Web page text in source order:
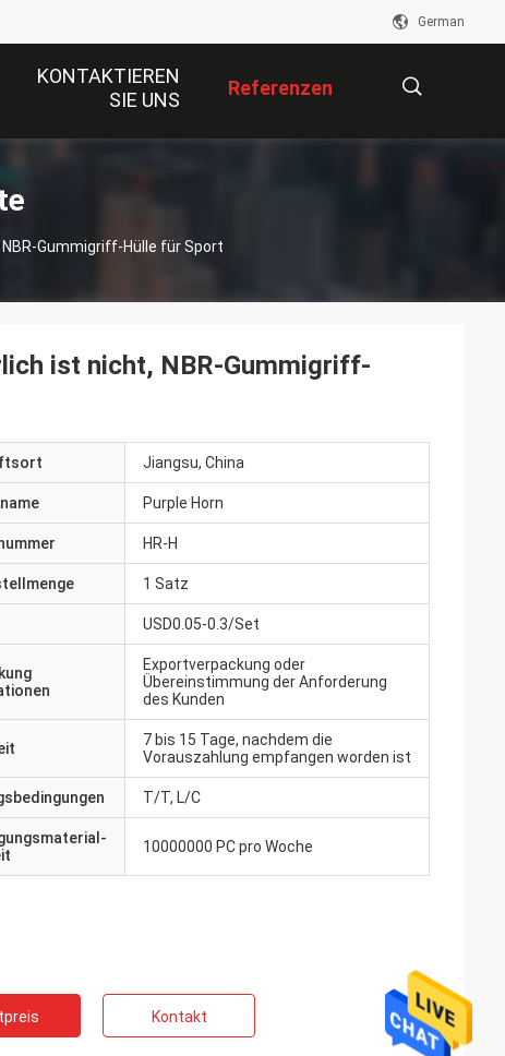
German
KONTAKTIEREN
SIE UNS
Referenzen
Gummigriff-Hülle für Sport
ist nicht, NBR-Gummigriff-
Jiangsu, China
Purple Horn
HR-H
1 Satz
USD0.05-0.3/Set
Exportverpackung oder
Übereinstimmung der Anforderung
des Kunden
7 bis 15 Tage, nachdem die
Vorauszahlung empfangen worden ist
T/T, L/C
10000000 PC pro Woche
Kontakt